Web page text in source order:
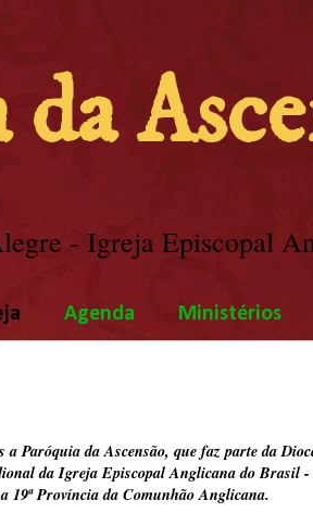
- Igreja Episcopal
Agenda Ministérios
a Paróquia da Ascensão, que faz parte da
da Igreja Episcopal Anglicana do Brasil
19ª Província da Comunhão Anglicana.